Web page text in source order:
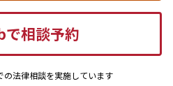
で相談予約
の法律相談を実施しています